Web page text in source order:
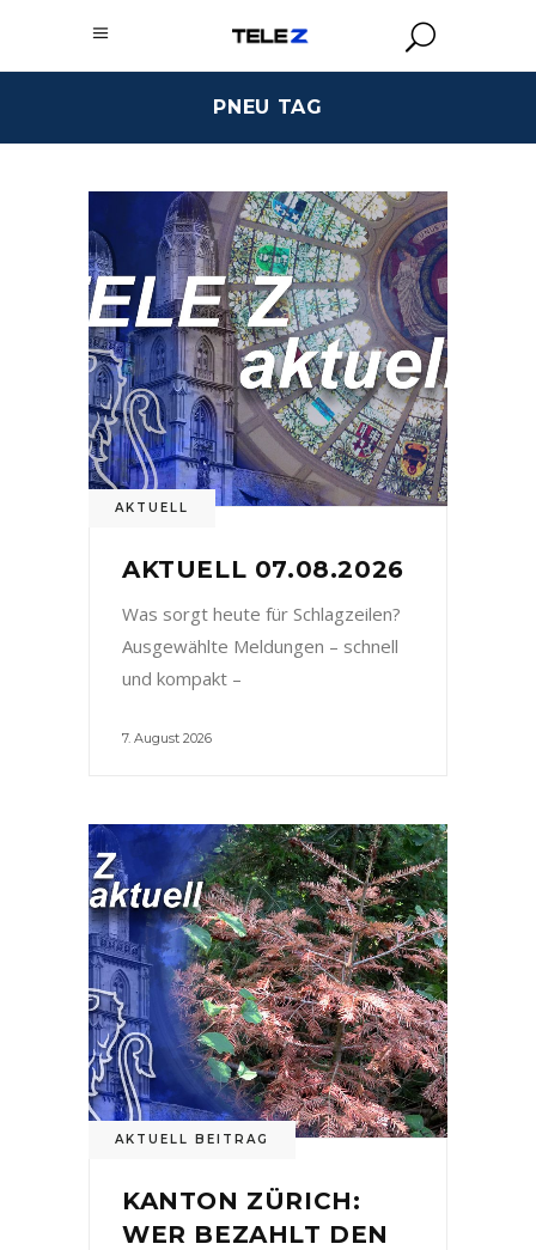
PNEU TAG
AKTUELL
AKTUELL 07.08.2026
Was sorgt heute für Schlagzeilen?
Ausgewählte Meldungen – schnell
und kompakt –
7. August 2026
AKTUELL BEITRAG
KANTON ZÜRICH:
WER BEZAHLT DEN